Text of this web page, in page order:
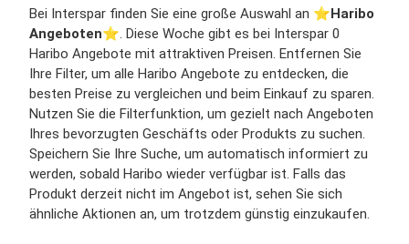
Bei Interspar finden Sie eine große Auswahl an ⭐️Haribo
Angeboten⭐️. Diese Woche gibt es bei Interspar 0
Haribo Angebote mit attraktiven Preisen. Entfernen Sie
Ihre Filter, um alle Haribo Angebote zu entdecken, die
besten Preise zu vergleichen und beim Einkauf zu sparen.
Nutzen Sie die Filterfunktion, um gezielt nach Angeboten
Ihres bevorzugten Geschäfts oder Produkts zu suchen.
Speichern Sie Ihre Suche, um automatisch informiert zu
werden, sobald Haribo wieder verfügbar ist. Falls das
Produkt derzeit nicht im Angebot ist, sehen Sie sich
ähnliche Aktionen an, um trotzdem günstig einzukaufen.